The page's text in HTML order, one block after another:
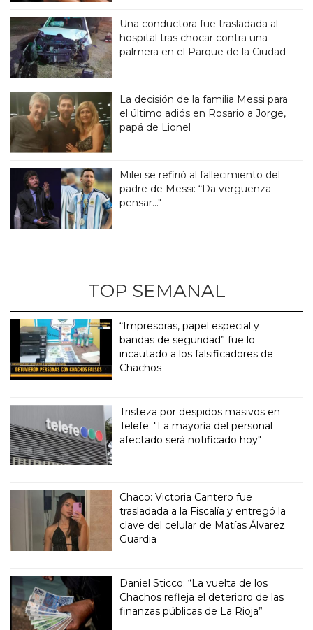
Una conductora fue trasladada al
hospital tras chocar contra una
palmera en el Parque de la Ciudad
La decisión de la familia Messi para
el último adiós en Rosario a Jorge,
papá de Lionel
Milei se refirió al fallecimiento del
padre de Messi: “Da vergüenza
pensar..."
TOP SEMANAL
“Impresoras, papel especial y
bandas de seguridad” fue lo
incautado a los falsificadores de
Chachos
Tristeza por despidos masivos en
Telefe: "La mayoría del personal
afectado será notificado hoy"
Chaco: Victoria Cantero fue
trasladada a la Fiscalía y entregó la
clave del celular de Matías Álvarez
Guardia
Daniel Sticco: “La vuelta de los
Chachos refleja el deterioro de las
finanzas públicas de La Rioja”